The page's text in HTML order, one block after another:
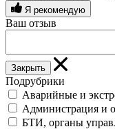
Я рекомендую
Ваш отзыв
Закрыть
Подрубрики
Аварийные и
Администрация и
БТИ, органы